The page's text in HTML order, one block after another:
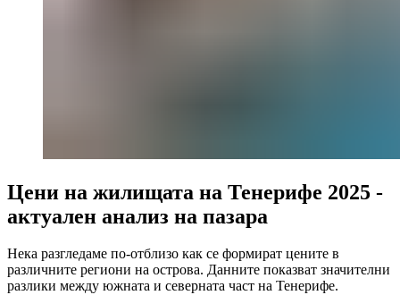
Цени на жилищата на Тенерифе 2025 -
актуален анализ на пазара
Нека разгледаме по-отблизо как се формират цените в
различните региони на острова. Данните показват значителни
разлики между южната и северната част на Тенерифе.